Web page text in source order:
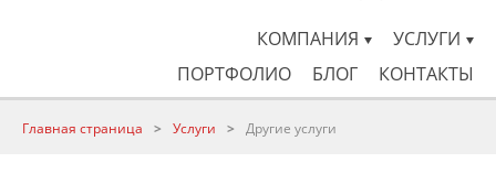
КОМПАНИЯ
УСЛУГИ
ПОРТФОЛИО
БЛОГ КОНТАКТЫ
Главная страница > Услуги > Другие услуги